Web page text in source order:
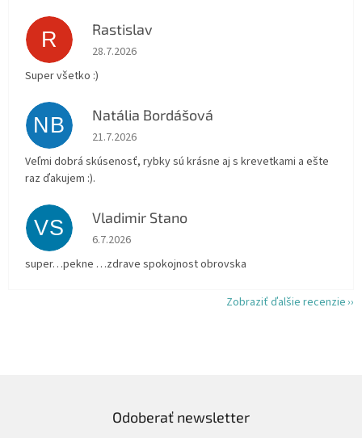
R Rastislav
Hodnotenie obchodu je 5 z 5 hviezdičiek.
28.7.2026
Super všetko :)
NB Natália Bordášová
Hodnotenie obchodu je 5 z 5 hviezdičiek.
21.7.2026
Veľmi dobrá skúsenosť, rybky sú krásne aj s krevetkami a ešte
raz ďakujem :).
VS Vladimir Stano
Hodnotenie obchodu je 5 z 5 hviezdičiek.
6.7.2026
super…pekne …zdrave spokojnost obrovska
Zobraziť ďalšie recenzie
Odoberať newsletter